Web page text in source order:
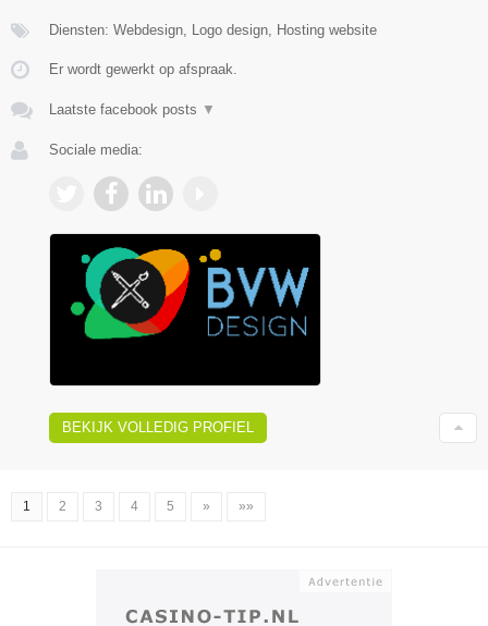
Diensten: Webdesign, Logo design, Hosting website
Er wordt gewerkt op afspraak.
Laatste facebook posts ▼
Sociale media:
BEKIJK VOLLEDIG PROFIEL
1 2 3 4 5 » »»